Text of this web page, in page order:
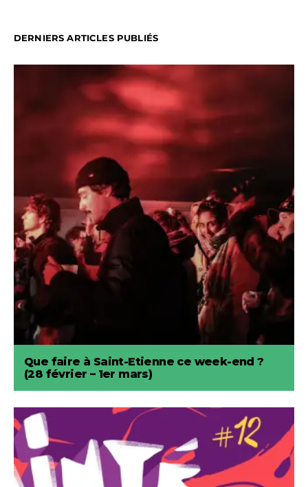
DERNIERS ARTICLES PUBLIÉS
Que faire à Saint-Etienne ce week-end ?
(28 février – 1er mars)